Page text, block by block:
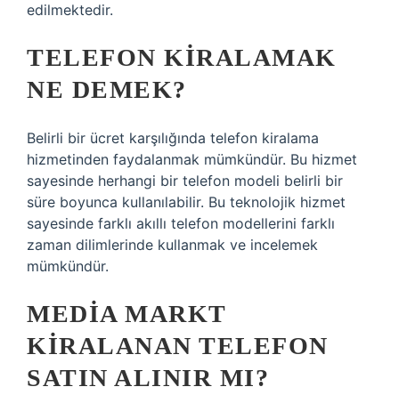
edilmektedir.
TELEFON KIRALAMAK
NE DEMEK?
Belirli bir ücret karşılığında telefon kiralama
hizmetinden faydalanmak mümkündür. Bu hizmet
sayesinde herhangi bir telefon modeli belirli bir
süre boyunca kullanılabilir. Bu teknolojik hizmet
sayesinde farklı akıllı telefon modellerini farklı
zaman dilimlerinde kullanmak ve incelemek
mümkündür.
MEDIA MARKT
KIRALANAN TELEFON
SATIN ALINIR MI?